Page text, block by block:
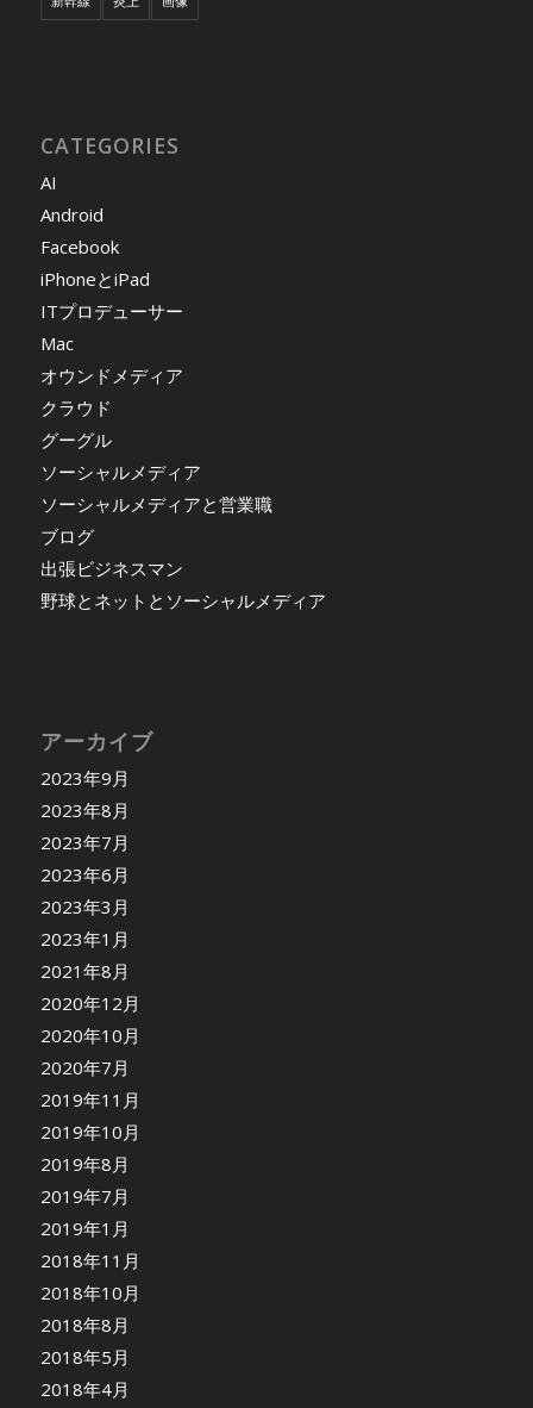
CATEGORIES
AI
Android
Facebook
iPhoneとiPad
ITプロデューサー
Mac
オウンドメディア
クラウド
グーグル
ソーシャルメディア
ソーシャルメディアと営業職
ブログ
出張ビジネスマン
野球とネットとソーシャルメディア
アーカイブ
2023年9月
2023年8月
2023年7月
2023年6月
2023年3月
2023年1月
2021年8月
2020年12月
2020年10月
2020年7月
2019年11月
2019年10月
2019年8月
2019年7月
2019年1月
2018年11月
2018年10月
2018年8月
2018年5月
2018年4月